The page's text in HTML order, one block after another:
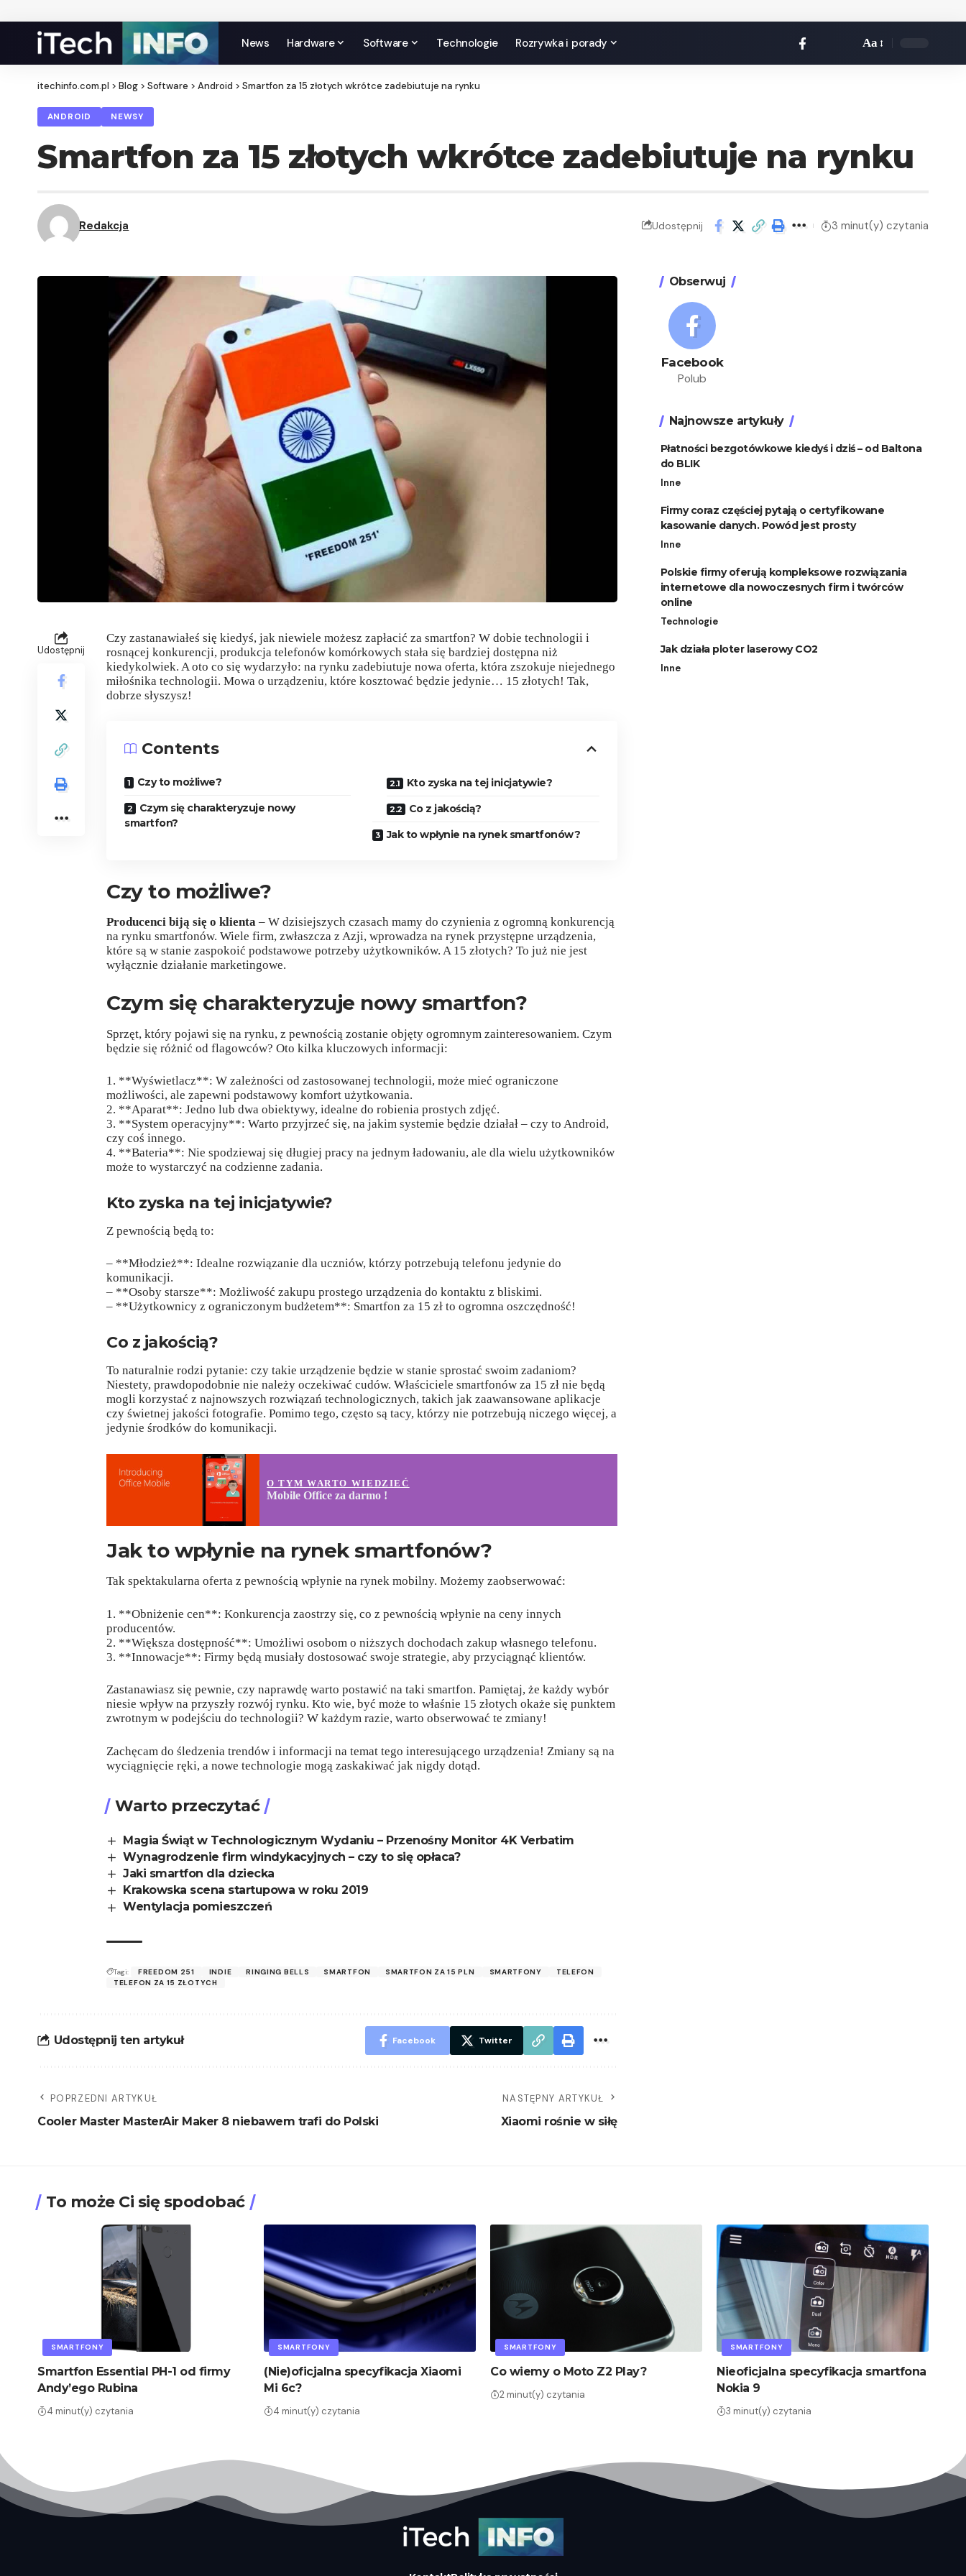
News Hardware Software Technologie Rozrywka i porady Aa
itechinfo.com.pl > Blog > Software > Android > Smartfon za 15 złotych wkrótce zadebiutuje na rynku
ANDROID NEWSY
Smartfon za 15 złotych wkrótce zadebiutuje na rynku
Redakcja Udostępnij 3 minut(y) czytania
Udostępnij
Czy zastanawiałeś się kiedyś, jak niewiele możesz zapłacić za smartfon? W dobie technologii i
rosnącej konkurencji, produkcja telefonów komórkowych stała się bardziej dostępna niż
kiedykolwiek. A oto co się wydarzyło: na rynku zadebiutuje nowa oferta, która zszokuje niejednego
miłośnika technologii. Mowa o urządzeniu, które kosztować będzie jedynie… 15 złotych! Tak,
dobrze słyszysz!
Contents
Czy to możliwe?
Czym się charakteryzuje nowy
smartfon?
Kto zyska na tej inicjatywie?
Co z jakością?
Jak to wpłynie na rynek smartfonów?
Czy to możliwe?
Producenci biją się o klienta – W dzisiejszych czasach mamy do czynienia z ogromną konkurencją
na rynku smartfonów. Wiele firm, zwłaszcza z Azji, wprowadza na rynek przystępne urządzenia,
które są w stanie zaspokoić podstawowe potrzeby użytkowników. A 15 złotych? To już nie jest
wyłącznie działanie marketingowe.
Czym się charakteryzuje nowy smartfon?
Sprzęt, który pojawi się na rynku, z pewnością zostanie objęty ogromnym zainteresowaniem. Czym
będzie się różnić od flagowców? Oto kilka kluczowych informacji:
1. **Wyświetlacz**: W zależności od zastosowanej technologii, może mieć ograniczone
możliwości, ale zapewni podstawowy komfort użytkowania.
2. **Aparat**: Jedno lub dwa obiektywy, idealne do robienia prostych zdjęć.
3. **System operacyjny**: Warto przyjrzeć się, na jakim systemie będzie działał – czy to Android,
czy coś innego.
4. **Bateria**: Nie spodziewaj się długiej pracy na jednym ładowaniu, ale dla wielu użytkowników
może to wystarczyć na codzienne zadania.
Kto zyska na tej inicjatywie?
Z pewnością będą to:
– **Młodzież**: Idealne rozwiązanie dla uczniów, którzy potrzebują telefonu jedynie do
komunikacji.
– **Osoby starsze**: Możliwość zakupu prostego urządzenia do kontaktu z bliskimi.
– **Użytkownicy z ograniczonym budżetem**: Smartfon za 15 zł to ogromna oszczędność!
Co z jakością?
To naturalnie rodzi pytanie: czy takie urządzenie będzie w stanie sprostać swoim zadaniom?
Niestety, prawdopodobnie nie należy oczekiwać cudów. Właściciele smartfonów za 15 zł nie będą
mogli korzystać z najnowszych rozwiązań technologicznych, takich jak zaawansowane aplikacje
czy świetnej jakości fotografie. Pomimo tego, często są tacy, którzy nie potrzebują niczego więcej, a
jedynie środków do komunikacji.
O TYM WARTO WIEDZIEĆ
Mobile Office za darmo !
Jak to wpłynie na rynek smartfonów?
Tak spektakularna oferta z pewnością wpłynie na rynek mobilny. Możemy zaobserwować:
1. **Obniżenie cen**: Konkurencja zaostrzy się, co z pewnością wpłynie na ceny innych
producentów.
2. **Większa dostępność**: Umożliwi osobom o niższych dochodach zakup własnego telefonu.
3. **Innowacje**: Firmy będą musiały dostosować swoje strategie, aby przyciągnąć klientów.
Zastanawiasz się pewnie, czy naprawdę warto postawić na taki smartfon. Pamiętaj, że każdy wybór
niesie wpływ na przyszły rozwój rynku. Kto wie, być może to właśnie 15 złotych okaże się punktem
zwrotnym w podejściu do technologii? W każdym razie, warto obserwować te zmiany!
Zachęcam do śledzenia trendów i informacji na temat tego interesującego urządzenia! Zmiany są na
wyciągnięcie ręki, a nowe technologie mogą zaskakiwać jak nigdy dotąd.
Warto przeczytać
Magia Świąt w Technologicznym Wydaniu – Przenośny Monitor 4K Verbatim
Wynagrodzenie firm windykacyjnych – czy to się opłaca?
Jaki smartfon dla dziecka
Krakowska scena startupowa w roku 2019
Wentylacja pomieszczeń
Tagi: FREEDOM 251 INDIE RINGING BELLS SMARTFON SMARTFON ZA 15 PLN SMARTFONY
TELEFON
TELEFON ZA 15 ZŁOTYCH
Udostępnij ten artykuł Facebook Twitter
POPRZEDNI ARTYKUŁ
Cooler Master MasterAir Maker 8 niebawem trafi do Polski
NASTĘPNY ARTYKUŁ
Xiaomi rośnie w siłę
Obserwuj
Facebook
Polub
Najnowsze artykuły
Płatności bezgotówkowe kiedyś i dziś – od Baltona
do BLIK
Inne
Firmy coraz częściej pytają o certyfikowane
kasowanie danych. Powód jest prosty
Inne
Polskie firmy oferują kompleksowe rozwiązania
internetowe dla nowoczesnych firm i twórców
online
Technologie
Jak działa ploter laserowy CO2
Inne
To może Ci się spodobać
SMARTFONY
Smartfon Essential PH-1 od firmy
Andy’ego Rubina
4 minut(y) czytania
SMARTFONY
(Nie)oficjalna specyfikacja Xiaomi
Mi 6c?
4 minut(y) czytania
SMARTFONY
Co wiemy o Moto Z2 Play?
2 minut(y) czytania
SMARTFONY
Nieoficjalna specyfikacja smartfona
Nokia 9
3 minut(y) czytania